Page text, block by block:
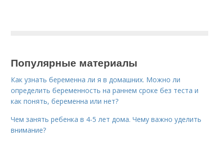
Популярные материалы
Как узнать беременна ли я в домашних. Можно ли
определить беременность на раннем сроке без теста и
как понять, беременна или нет?
Чем занять ребенка в 4-5 лет дома. Чему важно уделить
внимание?